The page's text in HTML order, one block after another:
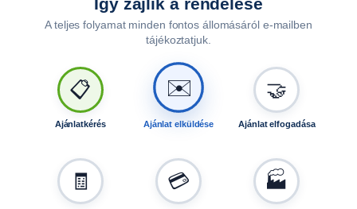
A teljes folyamat minden fontos állomásáról e-mailben
tájékoztatjuk.
📋
Ajánlatkérés
✉️
Ajánlat elküldése
🤝
Ajánlat elfogadása
🧾 💳 🏭